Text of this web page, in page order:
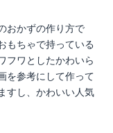
おかずの作り方で
もちゃで持っている
フワとしたかわいら
を参考にして作って
すし、かわいい人気